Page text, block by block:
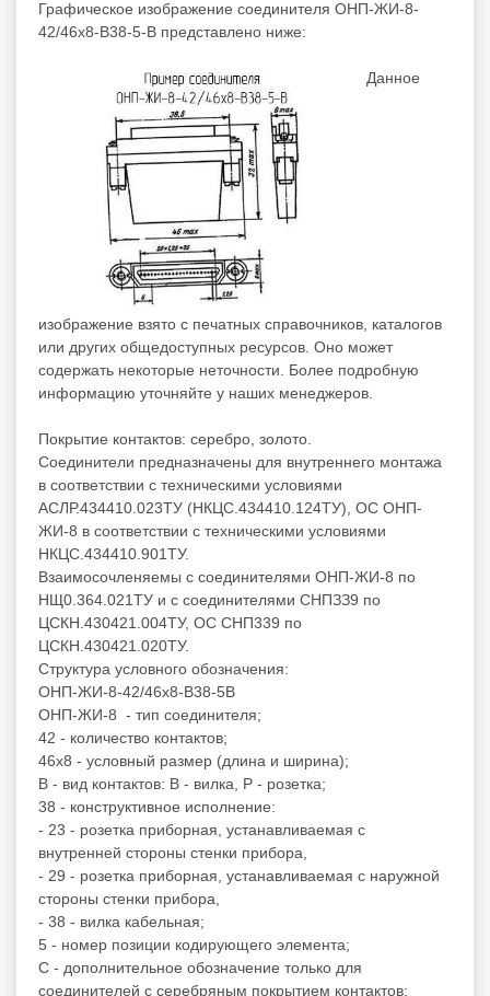
Графическое изображение соединителя ОНП-ЖИ-8-
42/46х8-В38-5-В представлено ниже:
Данное
изображение взято с печатных справочников, каталогов
или других общедоступных ресурсов. Оно может
содержать некоторые неточности. Более подробную
информацию уточняйте у наших менеджеров.
Покрытие контактов: серебро, золото.
Соединители предназначены для внутреннего монтажа
в соответствии с техническими условиями
АСЛР.434410.023ТУ (НКЦС.434410.124ТУ), ОС ОНП-
ЖИ-8 в соответствии с техническими условиями
НКЦС.434410.901ТУ.
Взаимосочленяемы с соединителями ОНП-ЖИ-8 по
НЩ0.364.021ТУ и с соединителями СНПЗЗ9 по
ЦСКН.430421.004ТУ, ОС СНП339 по
ЦСКН.430421.020ТУ.
Структура условного обозначения:
ОНП-ЖИ-8-42/46х8-В38-5В
ОНП-ЖИ-8 - тип соединителя;
42 - количество контактов;
46х8 - условный размер (длина и ширина);
В - вид контактов: В - вилка, Р - розетка;
38 - конструктивное исполнение:
- 23 - розетка приборная, устанавливаемая с
внутренней стороны стенки прибора,
- 29 - розетка приборная, устанавливаемая с наружной
стороны стенки прибора,
- 38 - вилка кабельная;
5 - номер позиции кодирующего элемента;
С - дополнительное обозначение только для
соединителей с серебряным покрытием контактов;